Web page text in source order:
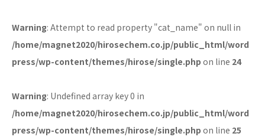
Warning: Attempt to read property "cat_name" on null in
/home/magnet2020/hirosechem.co.jp/public_html/word
press/wp-content/themes/hirose/single.php on line 24
Warning: Undefined array key 0 in
/home/magnet2020/hirosechem.co.jp/public_html/word
press/wp-content/themes/hirose/single.php on line 25